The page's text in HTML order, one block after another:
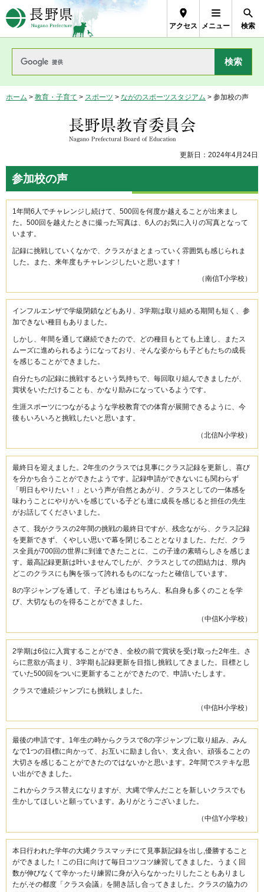
長野県Nagano Prefecture
アクセス メニュー 検索
ホーム > 教育・子育て > スポーツ > ながのスポーツスタジアム > 参加校の声
長野県教育委員会
更新日：2024年4月24日
参加校の声
1年間6人でチャレンジし続けて、500回を何度か越えることが出来まし
た。500回を越えたときに撮った写真は、6人のお気に入りの写真となって
います。
記録に挑戦していくなかで、クラスがまとまっていく雰囲気も感じられま
した。また、来年度もチャレンジしたいと思います！
（南信T小学校）
インフルエンザで学級閉鎖などもあり、3学期は取り組める期間も短く、参
加できない種目もありました。
しかし、年間を通して継続できたので、どの種目もとても上達し、またス
ムーズに進められるようになっており、そんな姿からも子どもたちの成長
を感じることができました。
自分たちの記録に挑戦するという気持ちで、毎回取り組んできましたが、
賞状をいただけることも、かなり励みになっているようです。
生涯スポーツにつながるような学校教育での体育が展開できるように、今
後もいろいろと挑戦したいと思います。
（北信N小学校）
最終日を迎えました。2年生のクラスでは見事にクラス記録を更新し、喜び
を分かち合うことができたようです。記録申請ができないにも関わらず
「明日もやりたい！」という声が自然とあがり、クラスとしての一体感を
味わうことにやりがいを感じている子ども達に成長を感じると担任の先生
がお話してくださいました。
さて、我がクラスの2年間の挑戦の最終日ですが、残念ながら、クラス記録
を更新できず、くやしい思いで幕を閉じることとなりました。ただ、クラ
ス全員が700回の世界に到達できたことに、この子達の素晴らしさを感じま
す。最高記録更新は叶いませんでしたが、クラスとしての団結力は、県内
どこのクラスにも胸を張って誇れるものになったと確信しています。
8の字ジャンプを通して、子ども達はもちろん、私自身も多くのことを学
び、大切なものを得ることができました。
（中信K小学校）
2学期は6位に入賞することができ、全校の前で賞状を受け取った2年生。さ
らに意欲が高まり、3学期も記録更新を目指し挑戦してきました。目標とし
ていた500回をついに更新することができたので、申請いたします。
クラスで連続ジャンプにも挑戦しました。
（中信H小学校）
最後の申請です。1年生の時からクラスで8の字ジャンプに取り組み、みん
なで1つの目標に向かって、お互いに励まし合い、支え合い、頑張ることの
大切さを感じることができたのではないかと思います。2年間でステキな思
い出ができました。
これからクラス替えになりますが、大縄で学んだことを新しいクラスでも
生かしてほしいと願っています。ありがとうございました。
（中信Y小学校）
本日行われた学年の大縄クラスマッチにて見事新記録を出し,優勝すること
ができました！この日に向けて毎日コツコツ練習してきました。うまく回
数が伸びなくて辛かったり練習に身が入らなかったりしたこともありまし
たが,その都度「クラス会議」を開き話し合ってきました。クラスの協力の